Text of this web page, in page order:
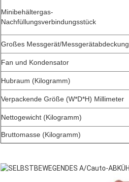
Minibehältergas-
Nachfüllungsverbindungsstück
Großes Messgerät/Messgerätabdeckung
Fan und Kondensator
Hubraum (Kilogramm)
Verpackende Größe (W*D*H) Millimeter
Nettogewicht (Kilogramm)
Bruttomasse (Kilogramm)